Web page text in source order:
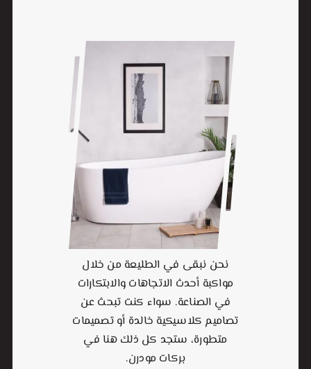
نحن نبقى في الطليعة من خلال
مواكبة أحدث الاتجاهات والابتكارات
في الصناعة. سواء كنت تبحث عن
تصاميم كلاسيكية خالدة أو تصميمات
متطورة، ستجد كل ذلك هنا في
بركات مودرن.